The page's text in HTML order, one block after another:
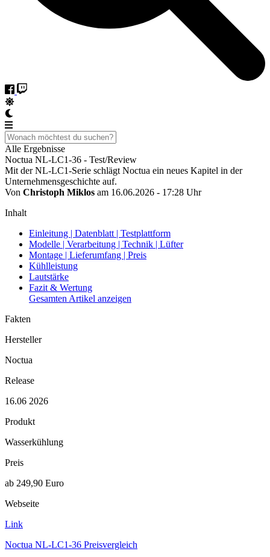
Alle Ergebnisse
Noctua NL-LC1-36 - Test/Review
Mit der NL-LC1-Serie schlägt Noctua ein neues Kapitel in der
Unternehmensgeschichte auf.
Von Christoph Miklos am 16.06.2026 - 17:28 Uhr
Inhalt
Einleitung | Datenblatt | Testplattform
Modelle | Verarbeitung | Technik | Lüfter
Montage | Lieferumfang | Preis
Kühlleistung
Lautstärke
Fazit & Wertung
Gesamten Artikel anzeigen
Fakten
Hersteller
Noctua
Release
16.06 2026
Produkt
Wasserkühlung
Preis
ab 249,90 Euro
Webseite
Link
Noctua NL-LC1-36 Preisvergleich